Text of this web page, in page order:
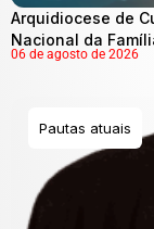
Arquidiocese de
Nacional da
06 de agosto de 2026
Pautas atuais